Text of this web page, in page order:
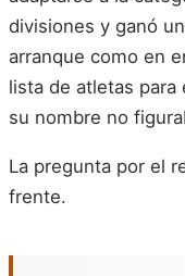
divisiones y ganó
arranque como en
lista de atletas para
su nombre no
La pregunta por el
frente.